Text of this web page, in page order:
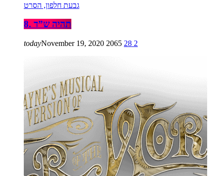
גבעת חלפון, הסרט
8. תהיה ש”ד
todayNovember 19, 2020 2065 28 2